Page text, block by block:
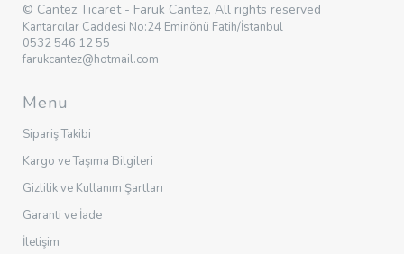
© Cantez Ticaret - Faruk Cantez, All rights reserved
Kantarcılar Caddesi No:24 Eminönü Fatih/İstanbul
0532 546 12 55
farukcantez@hotmail.com
Menu
Sipariş Takibi
Kargo ve Taşıma Bilgileri
Gizlilik ve Kullanım Şartları
Garanti ve İade
İletişim